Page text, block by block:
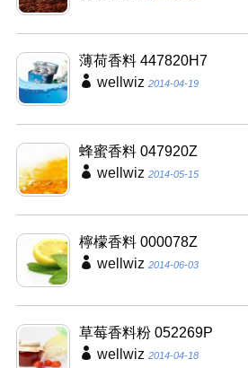
薄荷香料 447820H7
wellwiz 2014-04-19
蜂蜜香料 047920Z
wellwiz 2014-05-15
檸檬香料 000078Z
wellwiz 2014-06-03
草莓香料粉 052269P
wellwiz 2014-04-18